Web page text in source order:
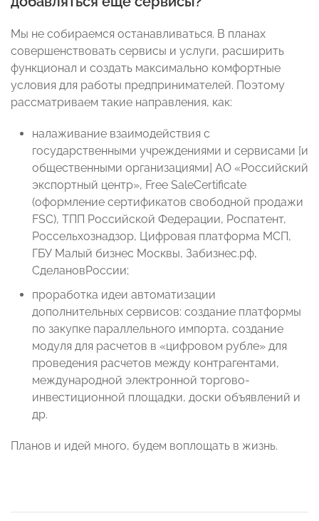
Мы не собираемся останавливаться. В планах
совершенствовать сервисы и услуги, расширить
функционал и создать максимально комфортные
условия для работы предпринимателей. Поэтому
рассматриваем такие направления, как:
налаживание взаимодействия с
государственными учреждениями и сервисами [и
общественными организациями] АО «Российский
экспортный центр», Free SaleCertificate
(оформление сертификатов свободной продажи
FSC), ТПП Российской Федерации, Роспатент,
Россельхознадзор, Цифровая платформа МСП,
ГБУ Малый бизнес Москвы, Забизнес.рф,
СделановРоссии;
проработка идеи автоматизации
дополнительных сервисов: создание платформы
по закупке параллельного импорта, создание
модуля для расчетов в «цифровом рубле» для
проведения расчетов между контрагентами,
международной электронной торгово-
инвестиционной площадки, доски объявлений и
др.
Планов и идей много, будем воплощать в жизнь.